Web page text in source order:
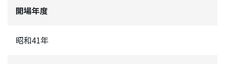
開場年度
昭和41年